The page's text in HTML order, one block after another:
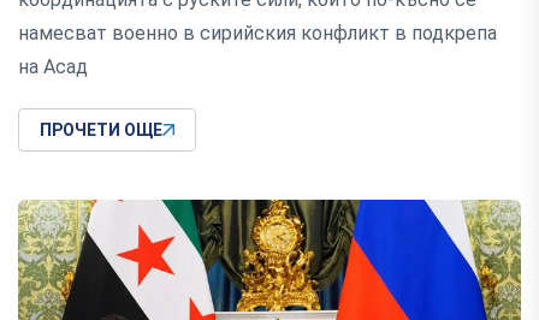
намесват военно в сирийския конфликт в подкрепа
на Асад
ПРОЧЕТИ ОЩЕ